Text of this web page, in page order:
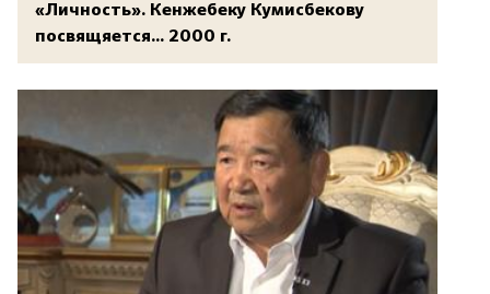
«Личность». Кенжебеку Кумисбекову
посвящяется... 2000 г.